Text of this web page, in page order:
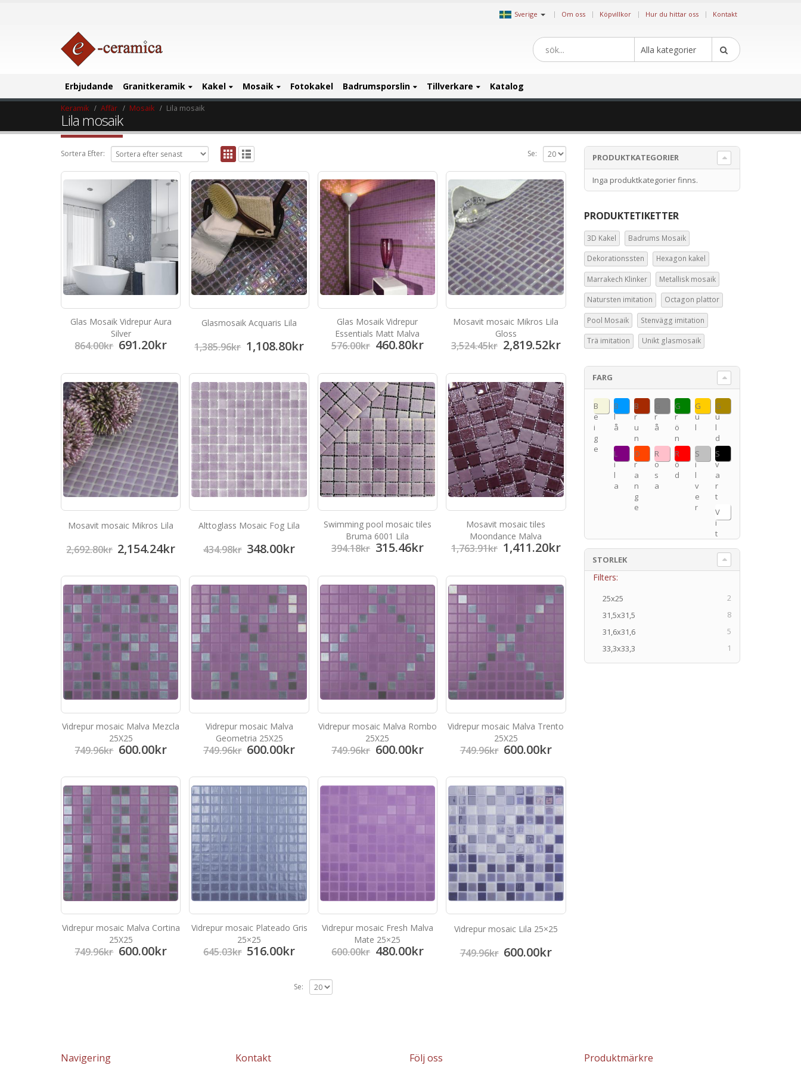
Sverige | Om oss Köpvillkor Hur du hittar oss Kontakt
Alla kategorier
Erbjudande Granitkeramik Kakel Mosaik Fotokakel Badrumsporslin Tillverkare Katalog
Keramik Affär Mosaik Lila mosaik
Lila mosaik
Sortera Efter: Se:
Glas Mosaik Vidrepur Aura
Silver
864.00kr 691.20kr
Glasmosaik Acquaris Lila
1,385.96kr 1,108.80kr
Glas Mosaik Vidrepur
Essentials Matt Malva
576.00kr 460.80kr
Mosavit mosaic Mikros Lila
Gloss
3,524.45kr 2,819.52kr
Mosavit mosaic Mikros Lila
2,692.80kr 2,154.24kr
Alttoglass Mosaic Fog Lila
434.98kr 348.00kr
Swimming pool mosaic tiles
Bruma 6001 Lila
394.18kr 315.46kr
Mosavit mosaic tiles
Moondance Malva
1,763.91kr 1,411.20kr
Vidrepur mosaic Malva Mezcla
25X25
749.96kr 600.00kr
Vidrepur mosaic Malva
Geometria 25X25
749.96kr 600.00kr
Vidrepur mosaic Malva Rombo
25X25
749.96kr 600.00kr
Vidrepur mosaic Malva Trento
25X25
749.96kr 600.00kr
Vidrepur mosaic Malva Cortina
25X25
749.96kr 600.00kr
Vidrepur mosaic Plateado Gris
25×25
645.03kr 516.00kr
Vidrepur mosaic Fresh Malva
Mate 25×25
600.00kr 480.00kr
Vidrepur mosaic Lila 25×25
749.96kr 600.00kr
Se:
PRODUKTKATEGORIER
Inga produktkategorier finns.
PRODUKTETIKETTER
3D Kakel Badrums Mosaik
Dekorationssten Hexagon kakel
Marrakech Klinker Metallisk mosaik
Natursten imitation Octagon plattor
Pool Mosaik Stenvägg imitation
Trä imitation Unikt glasmosaik
FARG
B
e
i
g
e
B
l
å
B
r
u
n
r
å
G
r
ö
n
G
u
l
G
u
l
d
L
i
l
a
O
r
a
n
g
e
R
o
s
a
R
ö
d
S
i
l
v
e
r
S
v
a
r
t
V
i
t
STORLEK
Filters:
25x25
2
31,5x31,5
8
31,6x31,6
5
33,3x33,3
1
Navigering Kontakt Följ oss Produktmärkre